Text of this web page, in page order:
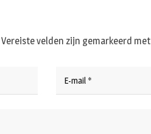
Vereiste velden zijn gemarkeerd met